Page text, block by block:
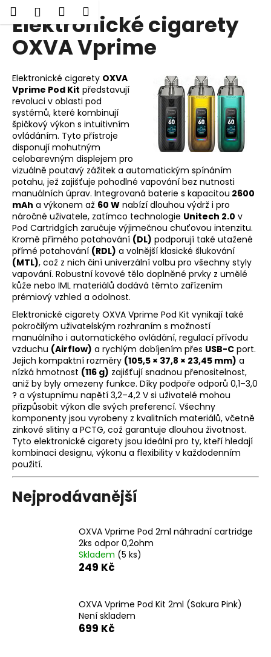
Přejít
obsah
HledatPřihlášení
Nákupní
košík
Elektronické cigarety
OXVA Vprime
Elektronické cigarety OXVA
Vprime Pod Kit představují
revoluci v oblasti pod
systémů, které kombinují
špičkový výkon s intuitivním
ovládáním. Tyto přístroje
disponují mohutným
celobarevným displejem pro
vizuálně poutavý zážitek a automatickým spínáním
potahu, jež zajišťuje pohodlné vapování bez nutnosti
manuálních úprav. Integrovaná baterie s kapacitou 2600
mAh a výkonem až 60 W nabízí dlouhou výdrž i pro
náročné uživatele, zatímco technologie Unitech 2.0 v
Pod Cartridgích zaručuje výjimečnou chuťovou intenzitu.
Kromě přímého potahování (DL) podporují také utažené
přímé potahování (RDL) a volnější klasické šlukování
(MTL), což z nich činí univerzální volbu pro všechny styly
vapování. Robustní kovové tělo doplněné prvky z umělé
kůže nebo IML materiálů dodává těmto zařízením
prémiový vzhled a odolnost.
Elektronické cigarety OXVA Vprime Pod Kit vynikají také
pokročilým uživatelským rozhraním s možností
manuálního i automatického ovládání, regulací přívodu
vzduchu (Airflow) a rychlým dobíjením přes USB-C port.
Jejich kompaktní rozměry (105,5 × 37,8 × 23,45 mm) a
nízká hmotnost (116 g) zajišťují snadnou přenositelnost,
aniž by byly omezeny funkce. Díky podpoře odporů 0,1–3,0
? a výstupnímu napětí 3,2–4,2 V si uživatelé mohou
přizpůsobit výkon dle svých preferencí. Všechny
komponenty jsou vyrobeny z kvalitních materiálů, včetně
zinkové slitiny a PCTG, což garantuje dlouhou životnost.
Tyto elektronické cigarety jsou ideální pro ty, kteří hledají
kombinaci designu, výkonu a flexibility v každodenním
použití.
Nejprodávanější
OXVA Vprime Pod 2ml náhradní cartridge
2ks odpor 0,2ohm
Skladem (5 ks)
249 Kč
OXVA Vprime Pod Kit 2ml (Sakura Pink)
Není skladem
699 Kč
o Zpět
Zpět
o
p
o
t
ř
e
b
u
j
e
t
e
n
a
j
í
t
?
HLEDAT
D
o
p
o